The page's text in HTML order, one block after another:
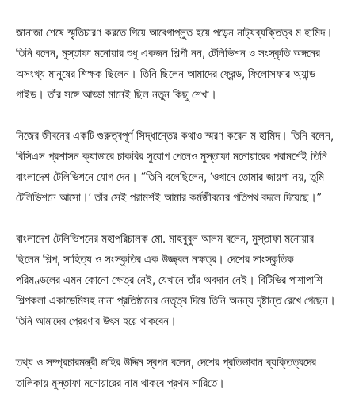
জানাজা শেষে স্মৃতিচারণ করতে গিয়ে আবেগাপ্লুত হয়ে পড়েন নাট্যব্যক্তিত্ব ম হামিদ।
তিনি বলেন, মুস্তাফা মনোয়ার শুধু একজন শিল্পী নন, টেলিভিশন ও সংস্কৃতি অঙ্গনের
অসংখ্য মানুষের শিক্ষক ছিলেন। তিনি ছিলেন আমাদের ফ্রেন্ড, ফিলোসফার অ্যান্ড
গাইড। তাঁর সঙ্গে আড্ডা মানেই ছিল নতুন কিছু শেখা।
নিজের জীবনের একটি গুরুত্বপূর্ণ সিদ্ধান্তের কথাও স্মরণ করেন ম হামিদ। তিনি বলেন,
বিসিএস প্রশাসন ক্যাডারে চাকরির সুযোগ পেলেও মুস্তাফা মনোয়ারের পরামর্শেই তিনি
বাংলাদেশ টেলিভিশনে যোগ দেন। “তিনি বলেছিলেন, ‘ওখানে তোমার জায়গা নয়, তুমি
টেলিভিশনে আসো।’ তাঁর সেই পরামর্শই আমার কর্মজীবনের গতিপথ বদলে দিয়েছে।”
বাংলাদেশ টেলিভিশনের মহাপরিচালক মো. মাহবুবুল আলম বলেন, মুস্তাফা মনোয়ার
ছিলেন শিল্প, সাহিত্য ও সংস্কৃতির এক উজ্জ্বল নক্ষত্র। দেশের সাংস্কৃতিক
পরিমণ্ডলের এমন কোনো ক্ষেত্র নেই, যেখানে তাঁর অবদান নেই। বিটিভির পাশাপাশি
শিল্পকলা একাডেমিসহ নানা প্রতিষ্ঠানের নেতৃত্ব দিয়ে তিনি অনন্য দৃষ্টান্ত রেখে গেছেন।
তিনি আমাদের প্রেরণার উৎস হয়ে থাকবেন।
তথ্য ও সম্প্রচারমন্ত্রী জহির উদ্দিন স্বপন বলেন, দেশের প্রতিভাবান ব্যক্তিত্বদের
তালিকায় মুস্তাফা মনোয়ারের নাম থাকবে প্রথম সারিতে।